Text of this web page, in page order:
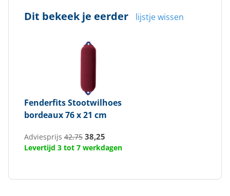
Dit bekeek je eerder lijstje wissen
FenderfitsStootwilhoes
bordeaux 76 x 21 cm
Adviesprijs 42,75 38,25
Levertijd 3 tot 7 werkdagen